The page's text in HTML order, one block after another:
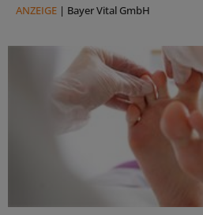
ANZEIGE | Bayer Vital GmbH